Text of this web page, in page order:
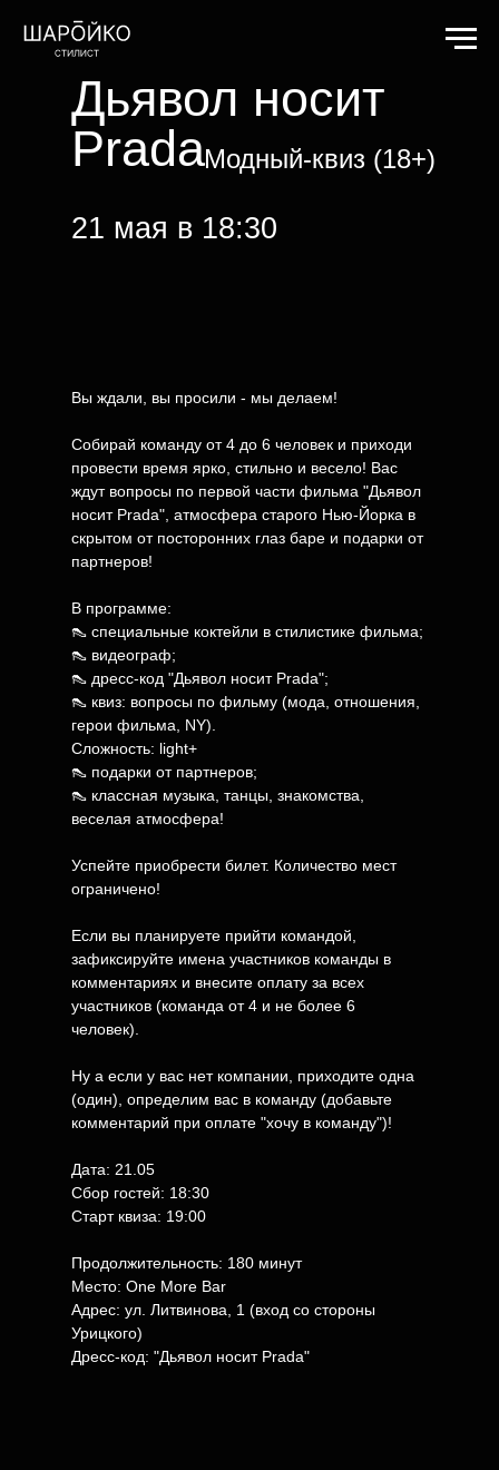
Вы ждали, вы просили - мы делаем!
Собирай команду от 4 до 6 человек и приходи
провести время ярко, стильно и весело! Вас
ждут вопросы по первой части фильма "Дьявол
носит Prada", атмосфера старого Нью-Йорка в
скрытом от посторонних глаз баре и подарки от
партнеров!
В программе:
👠 специальные коктейли в стилистике фильма;
👠 видеограф;
👠 дресс-код "Дьявол носит Prada";
👠 квиз: вопросы по фильму (мода, отношения,
герои фильма, NY).
Сложность: light+
👠 подарки от партнеров;
👠 классная музыка, танцы, знакомства,
веселая атмосфера!
Успейте приобрести билет. Количество мест
ограничено!
Если вы планируете прийти командой,
зафиксируйте имена участников команды в
комментариях и внесите оплату за всех
участников (команда от 4 и не более 6
человек).
Ну а если у вас нет компании, приходите одна
(один), определим вас в команду (добавьте
комментарий при оплате "хочу в команду")!
Дата: 21.05
Сбор гостей: 18:30
Старт квиза: 19:00
Продолжительность: 180 минут
Место: One More Bar
Адрес: ​ул. Литвинова, 1 (вход со стороны
Урицкого)
Дресс-код: "Дьявол носит Prada"
21 мая в 18:30
Модный-квиз (18+)
Дьявол носит
Prada